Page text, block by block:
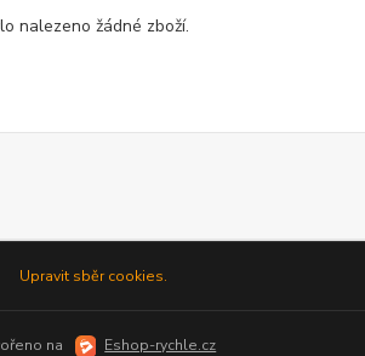
nalezeno žádné zboží.
Upravit sběr cookies.
na Eshop-rychle.cz